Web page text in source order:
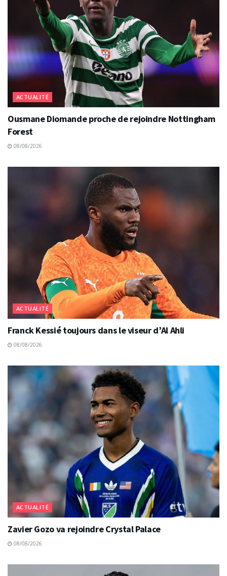
ACTUALITÉ
Ousmane Diomande proche de rejoindre Nottingham
Forest
08/08/2026
ACTUALITÉ
Franck Kessié toujours dans le viseur d’Al Ahli
08/08/2026
ACTUALITÉ
Zavier Gozo va rejoindre Crystal Palace
08/08/2026